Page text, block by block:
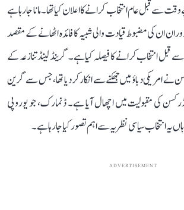
سے قبل عام انتخاب کرانے کا اعلان کیا تھا۔ مانا جا رہا ہے
ان کی مضبوط قیادت والی شبیہ کا فائدہ اٹھانے کے مقصد
انتخاب کرانے کا فیصلہ کیا ہے۔ گرینڈ لینڈ تنازعہ کے
امریکی دباؤ میں جھکنے سے انکار کر دیا تھا، جس سے گرین
کی مقبولیت میں اچھال آیا ہے۔ ڈنمارک، جو یوروپی
یہ انتخاب سیاسی نظریہ سے اہم تصور کیا جا رہا ہے۔
ADVERTISEMENT